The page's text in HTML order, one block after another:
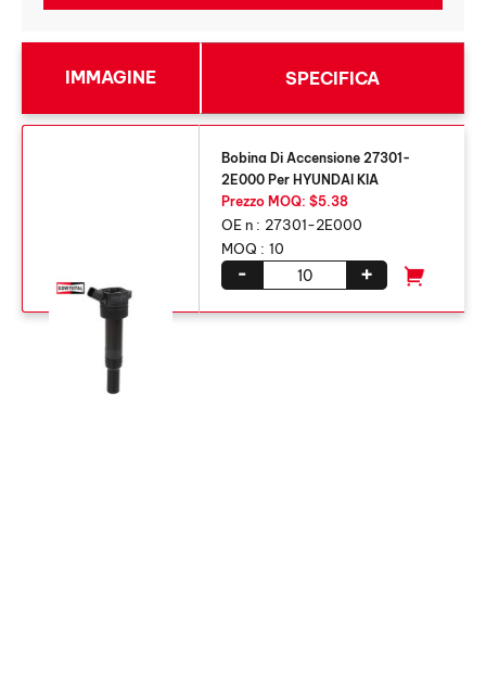
IMMAGINE SPECIFICA
Bobina Di Accensione 27301-
2E000 Per HYUNDAI KIA
Prezzo MOQ: $5.38
OE n : 27301-2E000
MOQ : 10
+
-